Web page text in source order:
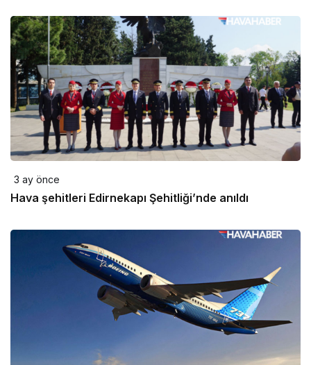
3 ay önce
Hava şehitleri Edirnekapı Şehitliği’nde anıldı